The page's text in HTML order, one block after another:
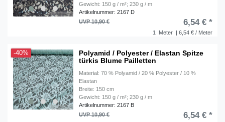
Gewicht: 150 g / m²; 230 g / m
Artikelnummer: 2167 D
1 Meter | 6,54 € / Meter
UVP 10,90 € 6,54 € *
-40%
Polyamid / Polyester / Elastan Spitze
türkis Blume Pailletten
Material: 70 % Polyamid / 20 % Polyester / 10 %
Elastan
Breite: 150 cm
Gewicht: 150 g / m²; 230 g / m
Artikelnummer: 2167 B
UVP 10,90 € 6,54 € *